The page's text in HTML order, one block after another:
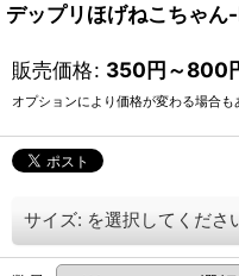
デップリほげねこちゃん
販売価格: 350円～800
オプションにより価格が変わる場合も
サイズ: を選択してくださ